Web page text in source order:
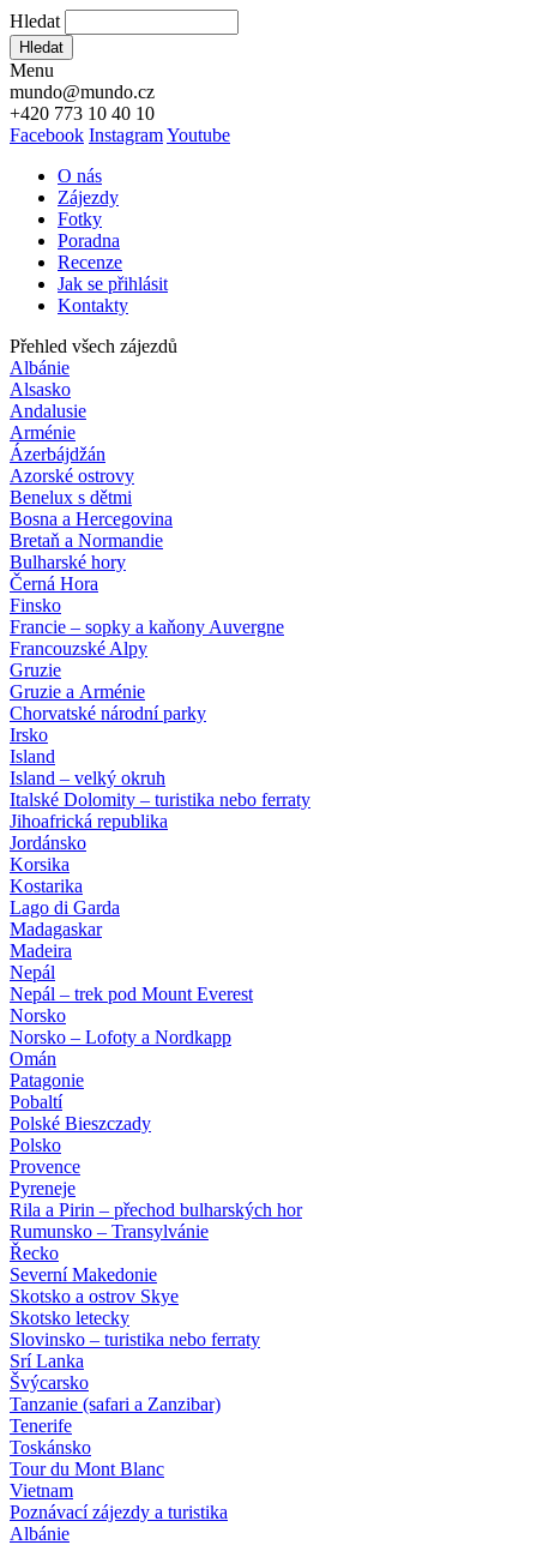
Hledat
Hledat
Menu
mundo@mundo.cz
+420 773 10 40 10
Facebook InstagramYoutube
O nás
Zájezdy
Fotky
Poradna
Recenze
Jak se přihlásit
Kontakty
Přehled všech zájezdů
Albánie
Alsasko
Andalusie
Arménie
Ázerbájdžán
Azorské ostrovy
Benelux s dětmi
Bosna a Hercegovina
Bretaň a Normandie
Bulharské hory
Černá Hora
Finsko
Francie – sopky a kaňony Auvergne
Francouzské Alpy
Gruzie
Gruzie a Arménie
Chorvatské národní parky
Irsko
Island
Island – velký okruh
Italské Dolomity – turistika nebo ferraty
Jihoafrická republika
Jordánsko
Korsika
Kostarika
Lago di Garda
Madagaskar
Madeira
Nepál
Nepál – trek pod Mount Everest
Norsko
Norsko – Lofoty a Nordkapp
Omán
Patagonie
Pobaltí
Polské Bieszczady
Polsko
Provence
Pyreneje
Rila a Pirin – přechod bulharských hor
Rumunsko – Transylvánie
Řecko
Severní Makedonie
Skotsko a ostrov Skye
Skotsko letecky
Slovinsko – turistika nebo ferraty
Srí Lanka
Švýcarsko
Tanzanie (safari a Zanzibar)
Tenerife
Toskánsko
Tour du Mont Blanc
Vietnam
Poznávací zájezdy a turistika
Albánie